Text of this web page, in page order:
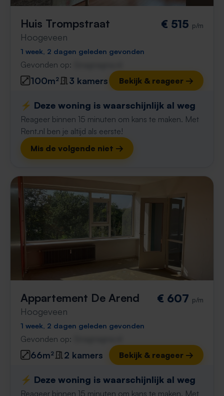
Huis Trompstraat
Hoogeveen
€ 515 p/m
1 week, 2 dagen geleden gevonden
Gevonden op:
100m² 3 kamers Bekijk & reageer →
⚡️ Deze woning is waarschijnlijk al weg
Reageer binnen 15 minuten om kans te maken. Met
Rent.nl ben je altijd als eerste!
Mis de volgende niet →
Appartement De Arend
Hoogeveen
€ 607 p/m
1 week, 2 dagen geleden gevonden
Gevonden op:
66m² 2 kamers Bekijk & reageer →
⚡️ Deze woning is waarschijnlijk al weg
Reageer binnen 15 minuten om kans te maken. Met